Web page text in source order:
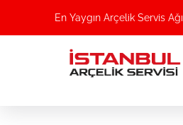
En Yaygın Arçelik Servis Ağı